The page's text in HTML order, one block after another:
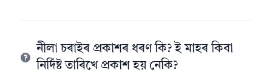
নীলা চৰাইৰ প্ৰকাশৰ ধৰণ কি? ই মাহৰ কিবা
নিৰ্দিষ্ট তাৰিখে প্ৰকাশ হয় নেকি?